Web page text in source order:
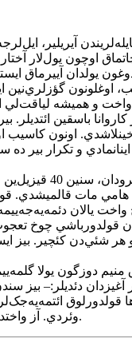
اوغلونون
و هميشه لياقت‌لي
باسقين ائتديلر.
ياخينلاشدي. اونون
وضعيتي اونا
قولدورباشينا وئرديلر.
قولدورباشي‌ چوخ
شئي‌دن کئچير. بيز
دوزگون يولا
آغيزدان دئديلر:–
قولدورلوق
وئردي. آز واختدا مشهور بير عاليم کيمي شؤهرت تاپدي. مين‌لرله يولونو آزميش اينسانين حاققا- دوز يولا قاييتماغينا سبب‌کار اولدو.